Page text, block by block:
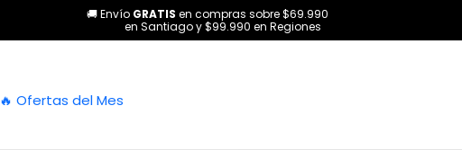
🔥 Ofertas del Mes
🚚 Envío GRATIS en compras sobre $69.990
en Santiago y $99.990 en Regiones
Todos los productos Case Bajo Eléctrico GTSA-GTRBASS GATOR
Case Bajo